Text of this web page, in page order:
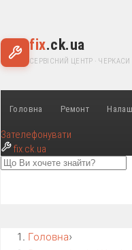
fix.ck.ua
СЕРВІСНИЙ ЦЕНТР · ЧЕРКАСИ
Головна Ремонт
Зателефонувати
fix.ck.ua
Головна›